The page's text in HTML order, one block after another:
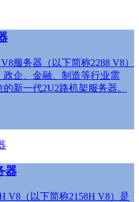
服务器（以下简称2288 V8）
企、金融、制造等行业需
新一代2U2路机架服务器。
器
V8（以下简称2158H V8）是